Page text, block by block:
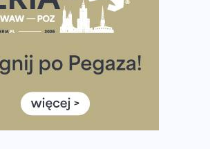
liczba uczestników
Warszawskiego – praktyczny
biegać? 3 treningi wystarczą? Jak
robić postępy
Przed nami Nocny Portowy Maraton
Wszystko, co warto wiedzieć